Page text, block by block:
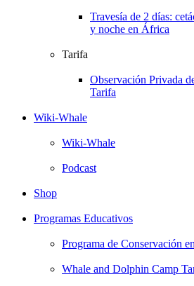
Travesía de 2 días:
y noche en África
Tarifa
Observación Privada
Tarifa
Wiki-Whale
Wiki-Whale
Podcast
Shop
Programas Educativos
Programa de Conservación
Whale and Dolphin Camp